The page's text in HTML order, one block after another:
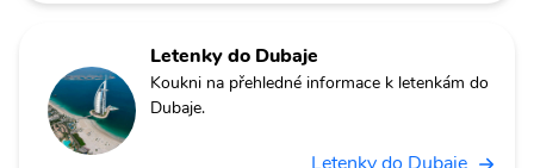
Letenky do Dubaje
Koukni na přehledné informace k letenkám do
Dubaje.